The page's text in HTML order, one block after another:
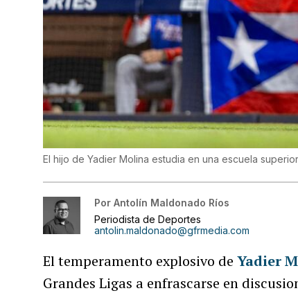
El hijo de Yadier Molina estudia en una escuela
Por Antolín Maldonado Ríos
Periodista de Deportes
antolin.maldonado@gfrmedia.com
El temperamento explosivo deYadier
Grandes Ligas a enfrascarse en